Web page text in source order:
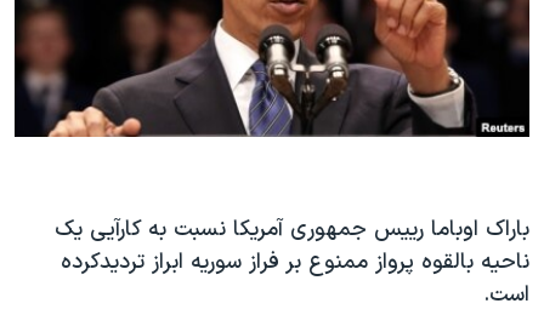
فرهنگ و زندگی
حقوق شهروندی
اقتصادی
گالری عکس
مستندها
انتخابات ریاست جمهوری آمریکا ۲۰۲۴
حمله جمهوری اسلامی به اسرائیل
اعتراضات زن، زندگی، آزادی
دنبال کنید
باراک اوباما رییس جمهوری آمریکا نسبت به کارآیی یک
ناحیه بالقوه پرواز ممنوع بر فراز سوریه ابراز تردیدکرده
است.